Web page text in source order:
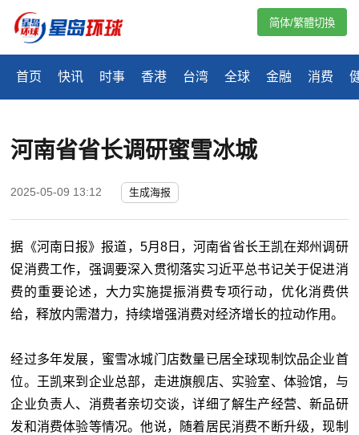
首页 快讯 时事 香港 台湾 全球 金融 消费
简体/繁體切換
河南省省长调研蜜雪冰城
2025-05-09 13:12 生成海报
据《河南日报》报道，5月8日，河南省省长王凯在郑州调研
促消费工作，强调要深入贯彻落实习近平总书记关于促进消
费的重要论述，大力实施提振消费专项行动，优化消费供
给，释放内需潜力，持续增强消费对经济增长的拉动作用。
经过多年发展，蜜雪冰城门店数量已居全球现制饮品企业首
位。王凯来到企业总部，走进旗舰店、实验室、体验馆，与
企业负责人、消费者亲切交谈，详细了解生产经营、新品研
发和消费体验等情况。他说，随着居民消费不断升级，现制